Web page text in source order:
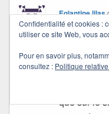
Eglantine lilas
a de la
peut être
d’interdire
mobiles
que sur le
Confidentialité et cookies :
utiliser ce site Web, vous
Pour en savoir plus,
consultez : Politique